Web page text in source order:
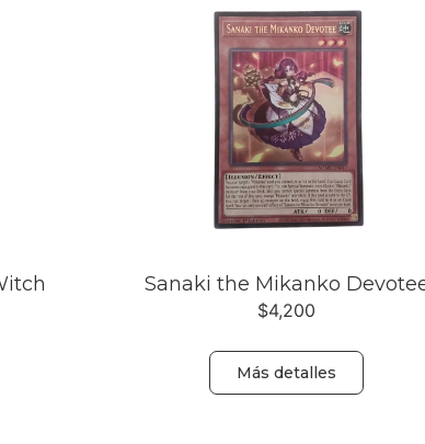
Sanaki the Mikanko
$4,200
Más detalles